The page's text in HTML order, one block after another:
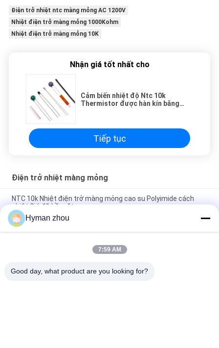
Điện trở nhiệt ntc màng mỏng AC 1200V
Nhiệt điện trở màng mỏng 1000Kohm
Nhiệt điện trở màng mỏng 10K
Nhận giá tốt nhất cho
Cảm biến nhiệt độ Ntc 10k
Thermistor được hàn kín bằng
Tiếp tục
Điện trở nhiệt màng mỏng
NTC 10k Nhiệt điện trở màng mỏng cao su Polyimide cách
nhiệt Giá đỡ bề mặt
Cảm biến nhiệt độ chính xác cao 100k Ohm 1% Dung sai Cấu
hình thấp
Nhiệt điện trở màng mỏng 1200V-2500V, Cảm biến nhiệt độ
Hyman zhou
7:59 AM
Good day, what product are you looking for?